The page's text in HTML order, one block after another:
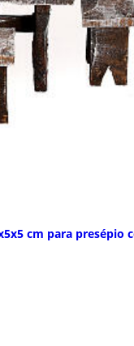
cm para presépio